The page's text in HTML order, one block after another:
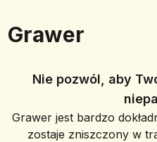
Grawer
Nie pozwól, aby
Grawer jest bardzo
zostaje zniszczony w